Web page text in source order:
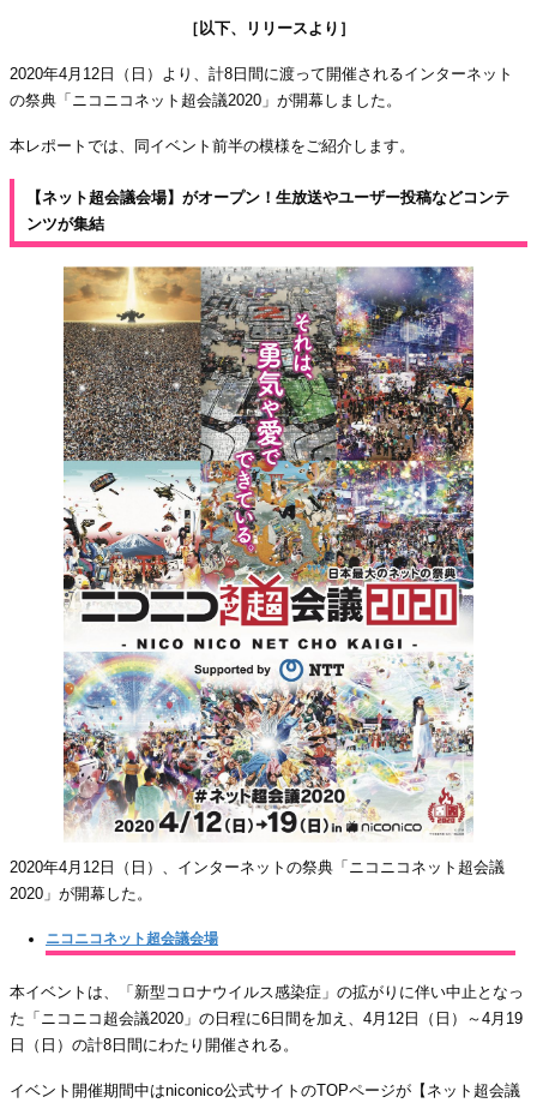
［以下、リリースより］
2020年4月12日（日）より、計8日間に渡って開催されるインターネット
の祭典「ニコニコネット超会議2020」が開幕しました。
本レポートでは、同イベント前半の模様をご紹介します。
【ネット超会議会場】がオープン！生放送やユーザー投稿などコンテ
ンツが集結
2020年4月12日（日）、インターネットの祭典「ニコニコネット超会議
2020」が開幕した。
ニコニコネット超会議会場
本イベントは、「新型コロナウイルス感染症」の拡がりに伴い中止となっ
た「ニコニコ超会議2020」の日程に6日間を加え、4月12日（日）～4月19
日（日）の計8日間にわたり開催される。
イベント開催期間中はniconico公式サイトのTOPページが【ネット超会議